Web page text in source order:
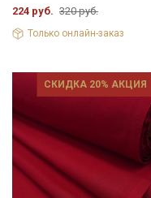
224 руб. 320 руб.
Только онлайн-заказ
СКИДКА 20% АКЦИЯ
Мы
промокоды и
Электронная почта